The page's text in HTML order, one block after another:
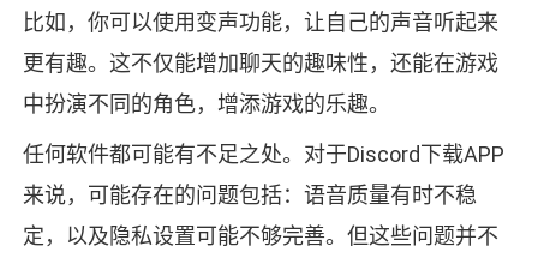
比如，你可以使用变声功能，让自己的声音听起来
更有趣。这不仅能增加聊天的趣味性，还能在游戏
中扮演不同的角色，增添游戏的乐趣。
任何软件都可能有不足之处。对于Discord下载APP
来说，可能存在的问题包括：语音质量有时不稳
定，以及隐私设置可能不够完善。但这些问题并不